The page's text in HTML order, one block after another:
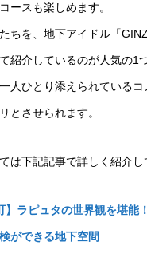
ースも楽しめます。
ちを、地下アイドル「
紹介しているのが人気の1つ
人ひとり添えられている
とさせられます。
は下記記事で詳しく紹介し
】ラピュタの世界観を堪能
ができる地下空間